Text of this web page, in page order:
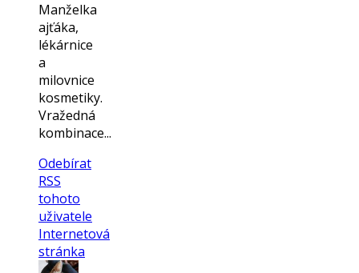
Manželka
ajťáka,
lékárnice
a
milovnice
kosmetiky.
Vražedná
kombinace...
Odebírat
RSS
tohoto
uživatele
Internetová
stránka